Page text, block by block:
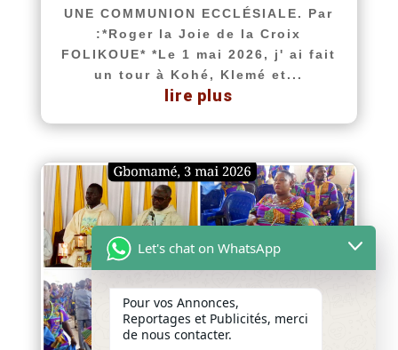
UNE COMMUNION ECCLÉSIALE. Par
:*Roger la Joie de la Croix
FOLIKOUE* *Le 1 mai 2026, j' ai fait
un tour à Kohé, Klemé et...
lire plus
Let's chat on WhatsApp
Pour vos Annonces,
Reportages et Publicités, merci
de nous contacter.